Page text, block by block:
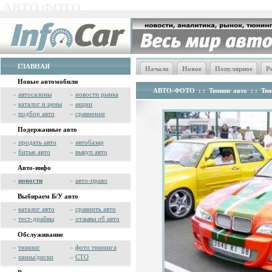
ГЛАВНАЯ
Новые автомобили
» автосалоны » новости рынка
» каталог и цены » акции
» подбор авто » сравнение
Подержанные авто
» продать авто » автобазар
» битые авто » выкуп авто
Авто-инфо
» новости » авто-право
Выбираем Б/У авто
» каталог авто » сравнить авто
» тест-драйвы » отзывы об авто
Обслуживание
» тюнинг » фото тюнинга
» шины/диски » СТО
Начало Новое Популярное
АВТО-ФОТО : : Тюнинг авто : :